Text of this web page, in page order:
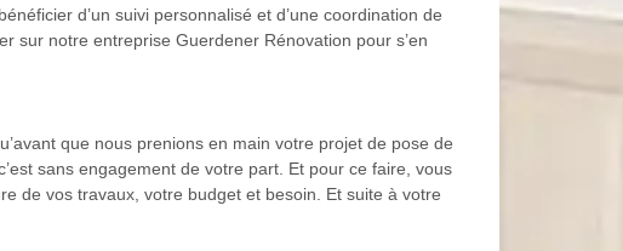
d’un suivi personnalisé et d’une coordination de
sur notre entreprise Guerdener Rénovation pour s’en
que nous prenions en main votre projet de pose de
sans engagement de votre part. Et pour ce faire, vous
de vos travaux, votre budget et besoin. Et suite à votre